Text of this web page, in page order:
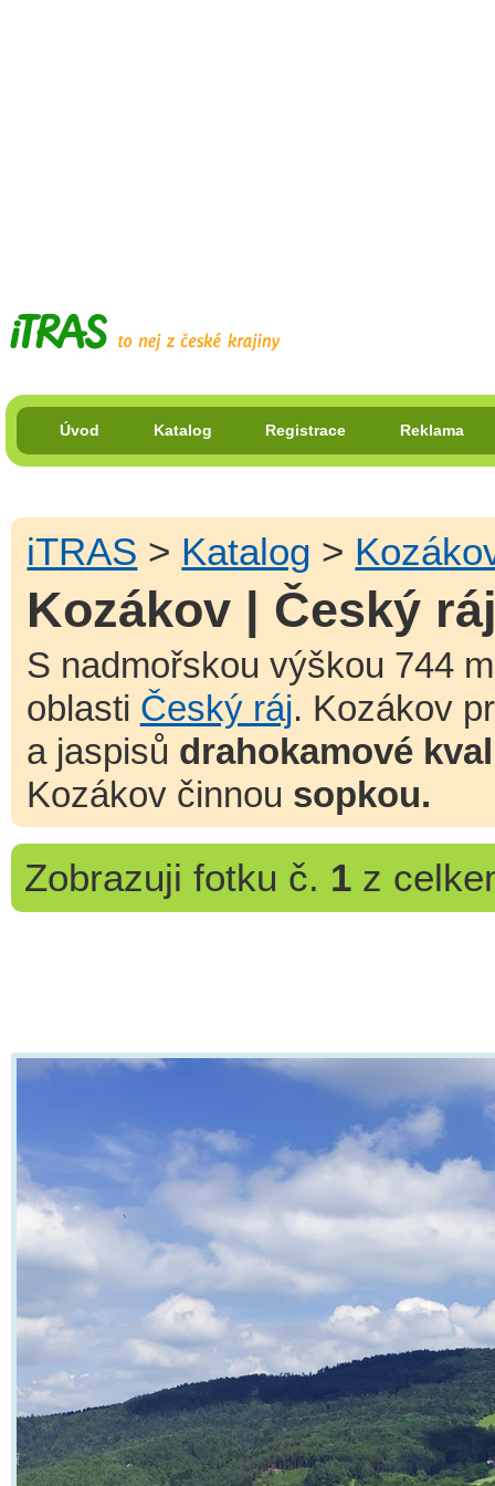
Úvod Katalog Registrace Reklama
iTRAS > Katalog >
Kozákov | Český
S nadmořskou výškou 744
oblasti Český ráj. Kozákov
a jaspisů drahokamové
Kozákov činnou sopkou.
Zobrazuji fotku č. 1z